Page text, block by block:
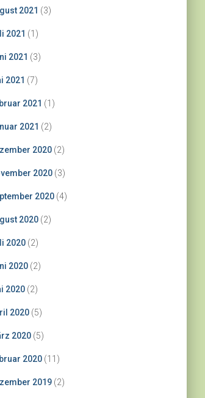
2021 (3)
2021 (1)
2021 (3)
2021 (7)
2021 (1)
2021 (2)
2020(2)
2020(3)
2020(4)
2020(2)
2020(2)
2020(2)
2020(2)
2020(5)
2020(5)
2020(11)
2019(2)